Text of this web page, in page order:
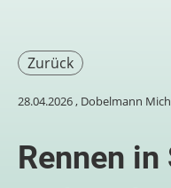
Zurück
28.04.2026, Dobelmann
Rennen